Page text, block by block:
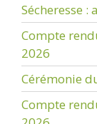
Sécheresse
Compte
2026
Cérémonie
Compte